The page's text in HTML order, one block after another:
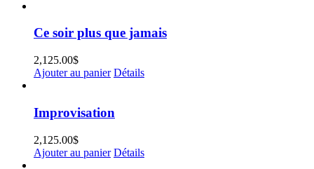
Ce soir plus que jamais
2,125.00$
Ajouter au panier Détails
Improvisation
2,125.00$
Ajouter au panier Détails